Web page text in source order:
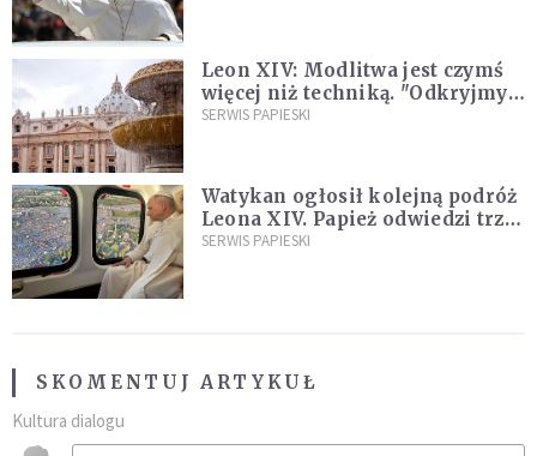
Leon XIV: Modlitwa jest czymś
więcej niż techniką. "Odkryjmy
ją na nowo"
SERWIS PAPIESKI
Watykan ogłosił kolejną podróż
Leona XIV. Papież odwiedzi trzy
kraje Ameryki Południowej
SERWIS PAPIESKI
SKOMENTUJ ARTYKUŁ
Kultura dialogu